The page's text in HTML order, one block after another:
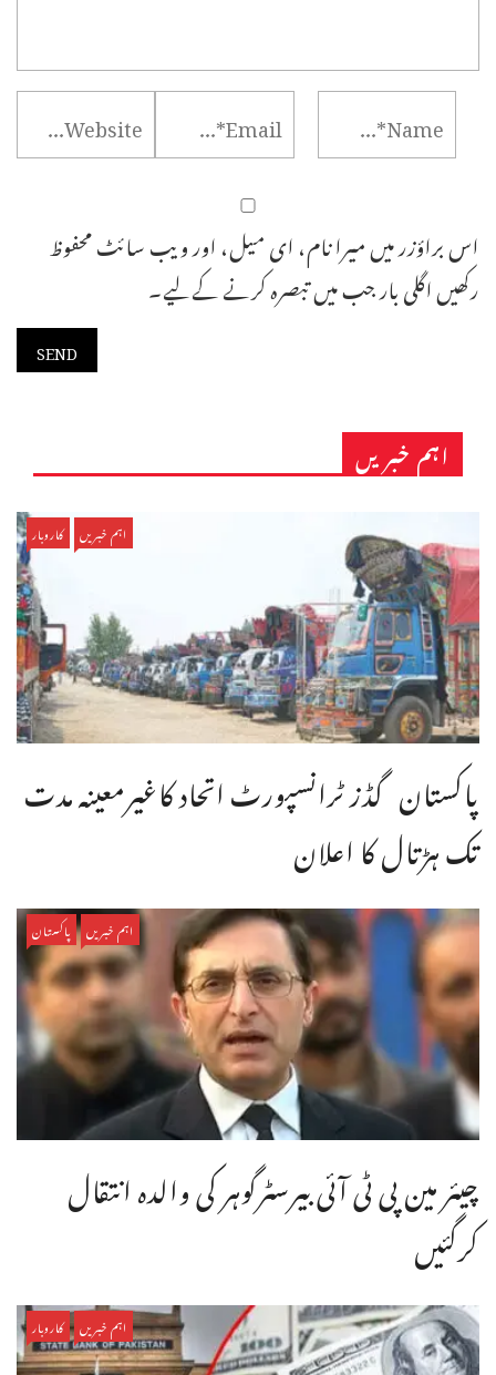
اس براؤزر میں میرا نام، ای میل، اور ویب سائٹ محفوظ
رکھیں اگلی بار جب میں تبصرہ کرنے کےلیے۔
اہم خبریں
اہم خبریں کاروبار
پاکستان گڈز ٹرانسپورٹ اتحاد کاغیرمعینہ مدت
تک ہڑتال کا اعلان
اہم خبریں پاکستان
چیئر مین پی ٹی آئی بیرسٹرگوہر کی والدہ انتقال
کرگئیں
اہم خبریں کاروبار